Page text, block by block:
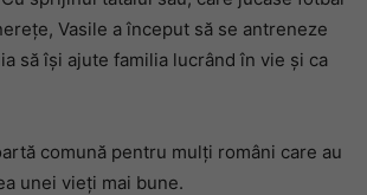
Vasile a început să se antreneze
să își ajute familia lucrând în vie și ca
comună pentru mulți români care au
unei vieți mai bune.